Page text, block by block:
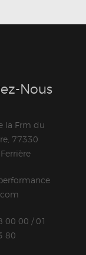
Nous
la Frm du
77330
00 00 / 01
80